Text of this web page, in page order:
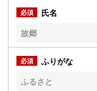
氏名
ふりがな